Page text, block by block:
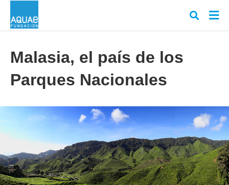
y
en
Malasia, el país de los
Parques Nacionales